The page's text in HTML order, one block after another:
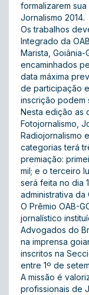
formalizarem
Jornalismo 2014.
Os trabalhos
Integrado da
Marista, Goiânia-
encaminhados
data máxima
de participação
inscrição podem
Nesta edição as
Fotojornalismo,
Radiojornalismo
categorias terá
premiação:
mil; e o terceiro
será feita no dia
administrativa da
O Prêmio OAB-
jornalístico
Advogados do
na imprensa
inscritos na
entre 1º de
A missão é
profissionais de